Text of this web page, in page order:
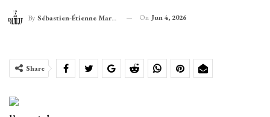
By Sébastien-Étienne Marechal On Jun 4, 2026
Share